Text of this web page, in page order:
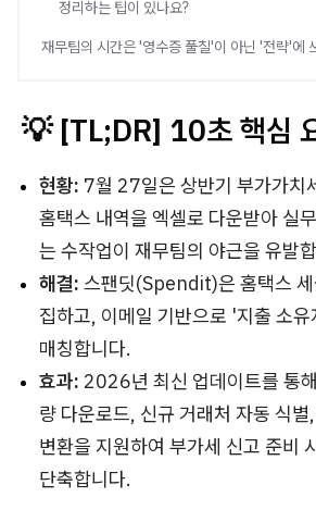
정리하는 팁이 있나요?
재무팀의 시간은 '영수증 풀칠'이 아닌 '전략'에
💡 [TL;DR] 10초 핵심
현황: 7월 27일은 상반기 부가가치
홈택스 내역을 엑셀로 다운받아 실
는 수작업이 재무팀의 야근을 유발
해결: 스팬딧(Spendit)은 홈택스 세
집하고, 이메일 기반으로 '지출 소
매칭합니다.
효과: 2026년 최신 업데이트를 통
량 다운로드, 신규 거래처 자동 식
변환을 지원하여 부가세 신고 준비
단축합니다.